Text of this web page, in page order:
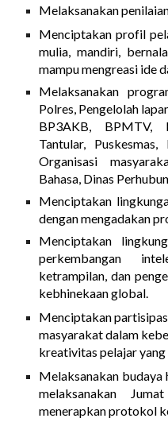
Melaksanakan
Menciptakan profil
mulia, mandiri,
mampu mengreasi ide
Melaksanakan
Polres, Pengelolah
BP3AKB, BPMTV,
Tantular,
Organisasi
Bahasa, Dinas
Menciptakan
dengan mengadakan
Menciptakan
perkembangan
ketrampilan, dan
kebhinekaan global.
Menciptakan
masyarakat dalam
kreativitas pelajar
Melaksanakan budaya
melaksanakan
menerapkan protokol